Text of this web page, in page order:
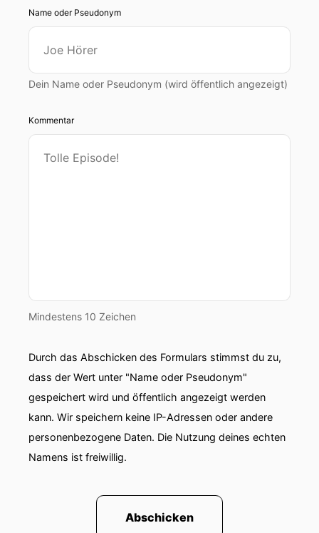
Name oder Pseudonym
Dein Name oder Pseudonym (wird öffentlich angezeigt)
Kommentar
Mindestens 10 Zeichen
Durch das Abschicken des Formulars stimmst du zu,
dass der Wert unter "Name oder Pseudonym"
gespeichert wird und öffentlich angezeigt werden
kann. Wir speichern keine IP-Adressen oder andere
personenbezogene Daten. Die Nutzung deines echten
Namens ist freiwillig.
Abschicken